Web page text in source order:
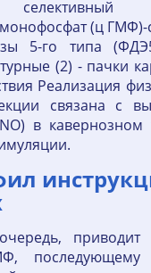
(ц
5-го типа
(2) - пачки
Реализация
связана с
в
приводит
последующему